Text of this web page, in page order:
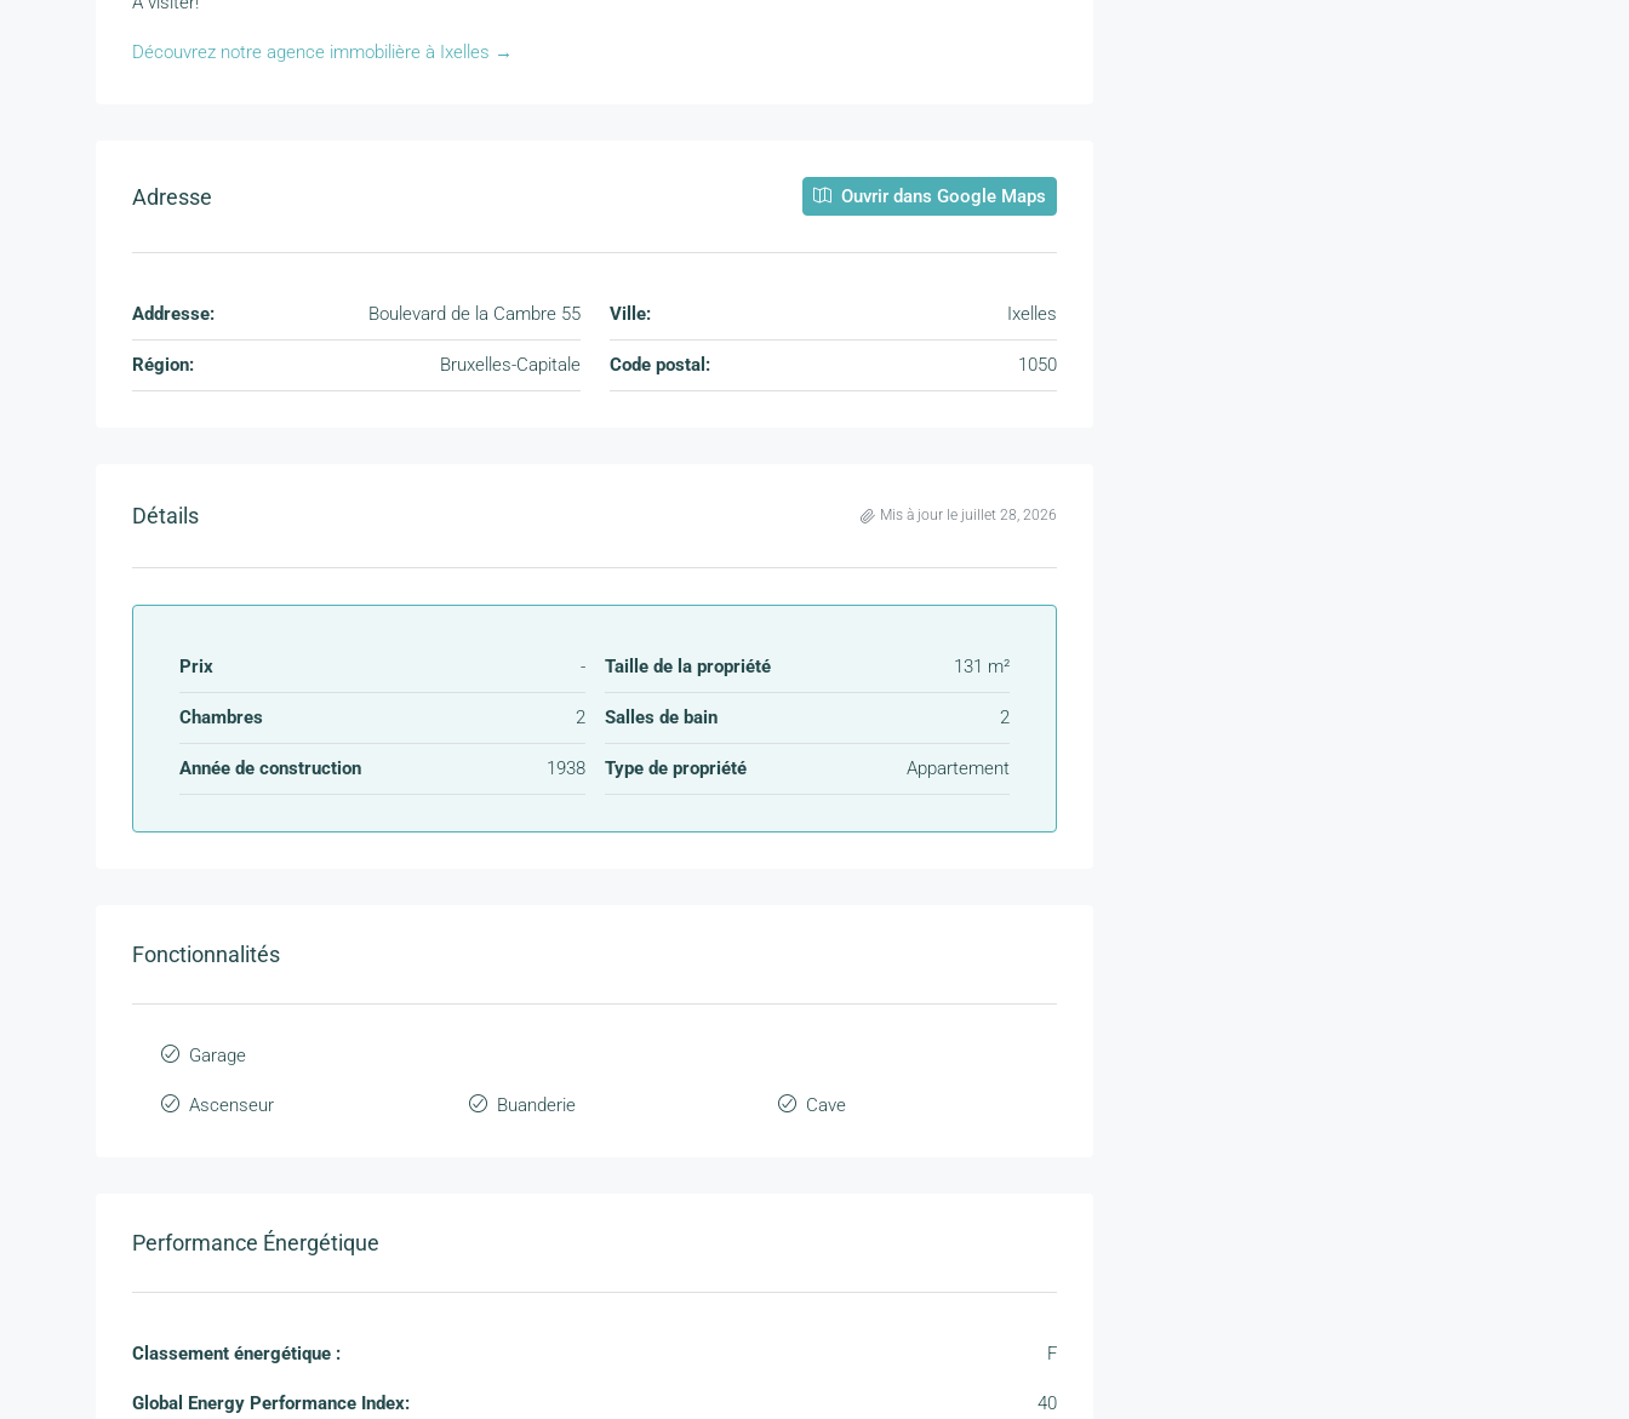
Découvrez notre agence immobilière à Ixelles →
Adresse Ouvrir dans Google Maps
Addresse: Boulevard de la Cambre 55 Ville: Ixelles
Région: Bruxelles-Capitale Code postal: 1050
Détails Mis à jour le juillet 28, 2026
Prix - Taille de la propriété 131 m²
Chambres 2 Salles de bain 2
Année de construction 1938 Type de propriété Appartement
Fonctionnalités
Garage
Ascenseur Buanderie Cave
Performance Énergétique
Classement énergétique : F
Global Energy Performance Index: 40